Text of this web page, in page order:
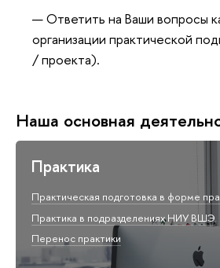
Ответить на Ваши вопросы
организации практической
/ проекта).
Наша основная
Практика
Практическая подготовка в форме
Практика в подразделениях НИУ ВШЭ
Перенос практики